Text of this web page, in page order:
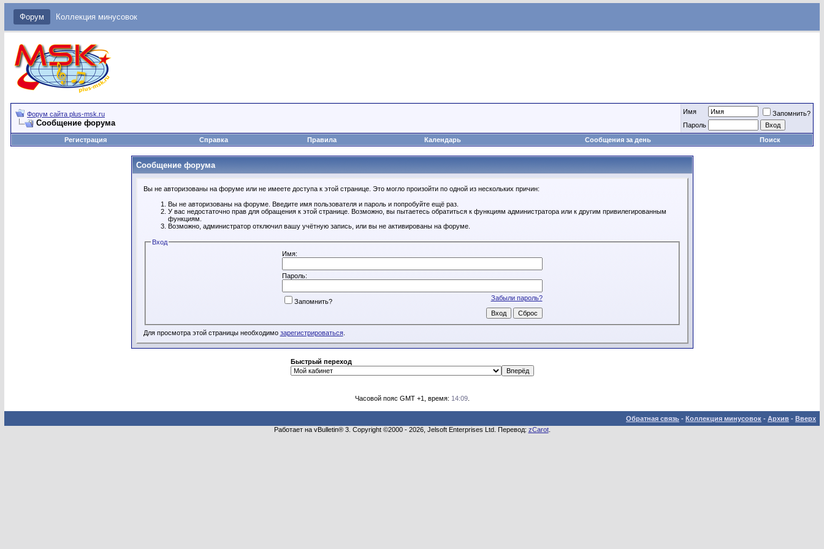
Форум Коллекция минусовок
Форум сайта plus-msk.ru
Сообщение форума
Имя
Запомнить?
Пароль
Регистрация
Справка Правила Календарь Сообщения за день Поиск
Сообщение форума
Вы не авторизованы на форуме или не имеете доступа к этой странице. Это могло произойти по одной из нескольких причин:
Вы не авторизованы на форуме. Введите имя пользователя и пароль и попробуйте ещё раз.
У вас недостаточно прав для обращения к этой странице. Возможно, вы пытаетесь обратиться к функциям администратора или к другим привилегированным
функциям.
Возможно, администратор отключил вашу учётную запись, или вы не активированы на форуме.
Вход
Имя:
Пароль:
Забыли пароль?
Запомнить?
Для просмотра этой страницы необходимо зарегистрироваться.
Быстрый переход
Часовой пояс GMT +1, время: 14:09.
Обратная связь - Коллекция минусовок - Архив - Вверх
Работает на vBulletin® 3. Copyright ©2000 - 2026, Jelsoft Enterprises Ltd. Перевод: zCarot.